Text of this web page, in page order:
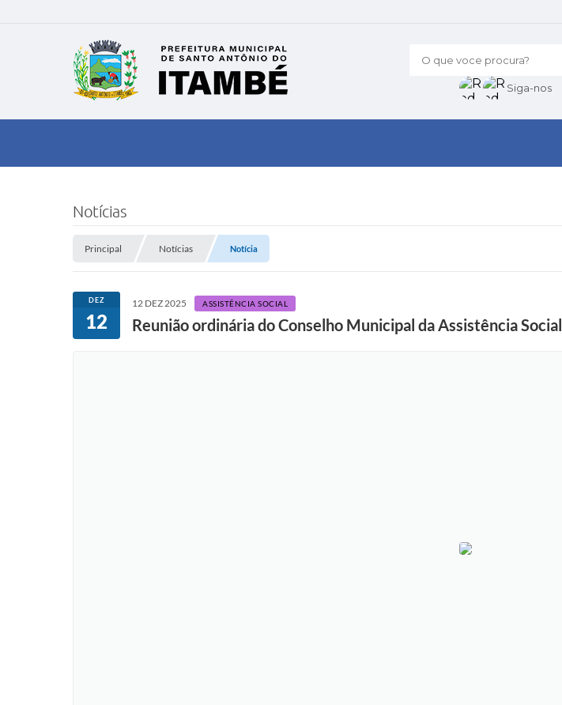
O que voce procura?
Siga-nos
Notícias
Principal Notícias Notícia
DEZ
12
12 DEZ 2025 ASSISTÊNCIA SOCIAL
Reunião ordinária do Conselho Municipal da Assistência Social